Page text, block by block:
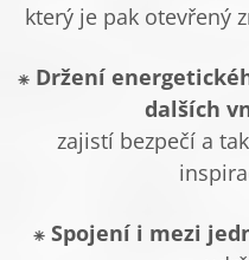
který je pak otevřený
⁕ Držení
dalších
zajistí bezpečí a
⁕ Spojení i mezi